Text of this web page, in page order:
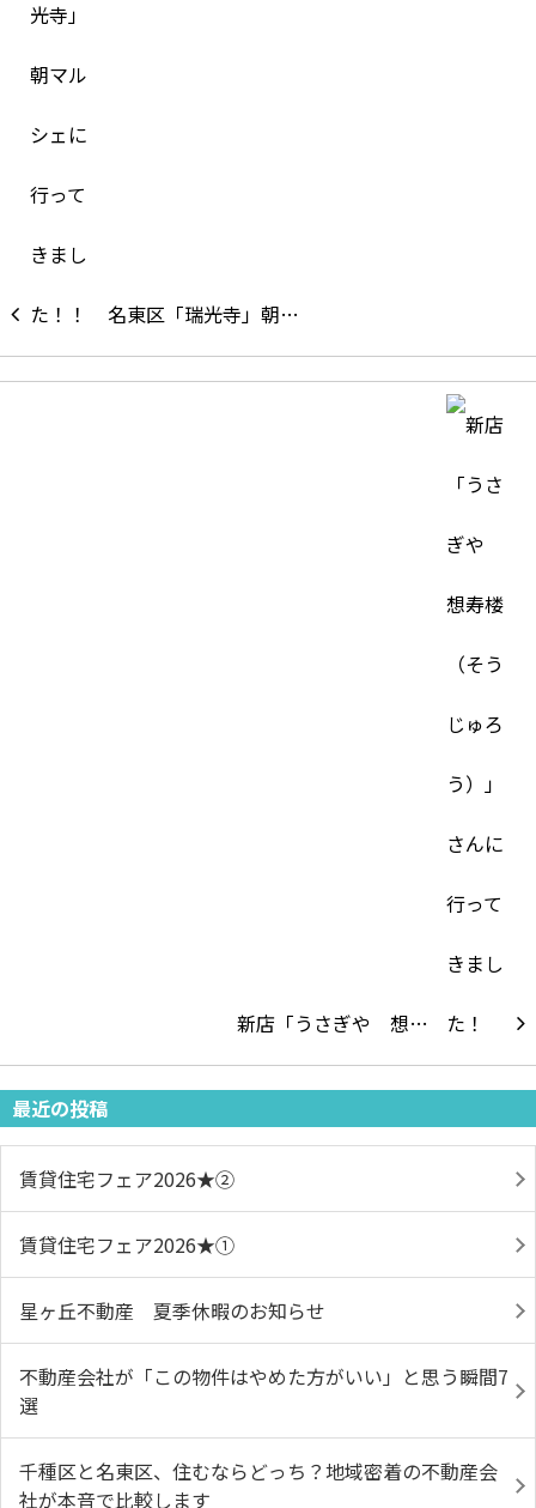
名東区「瑞光寺」朝…
新店「うさぎや 想…
最近の投稿
賃貸住宅フェア2026★➁
賃貸住宅フェア2026★①
星ヶ丘不動産 夏季休暇のお知らせ
不動産会社が「この物件はやめた方がいい」と思う瞬間7
選
千種区と名東区、住むならどっち？地域密着の不動産会
社が本音で比較します